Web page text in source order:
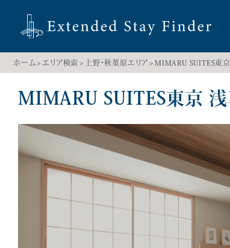
ホーム エリア検索 上野・秋葉原エリア MIMARU SUITES東
MIMARU SUITES東京 浅